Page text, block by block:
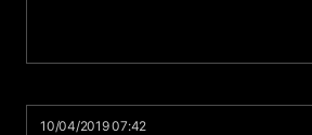
10/04/2019 07:42